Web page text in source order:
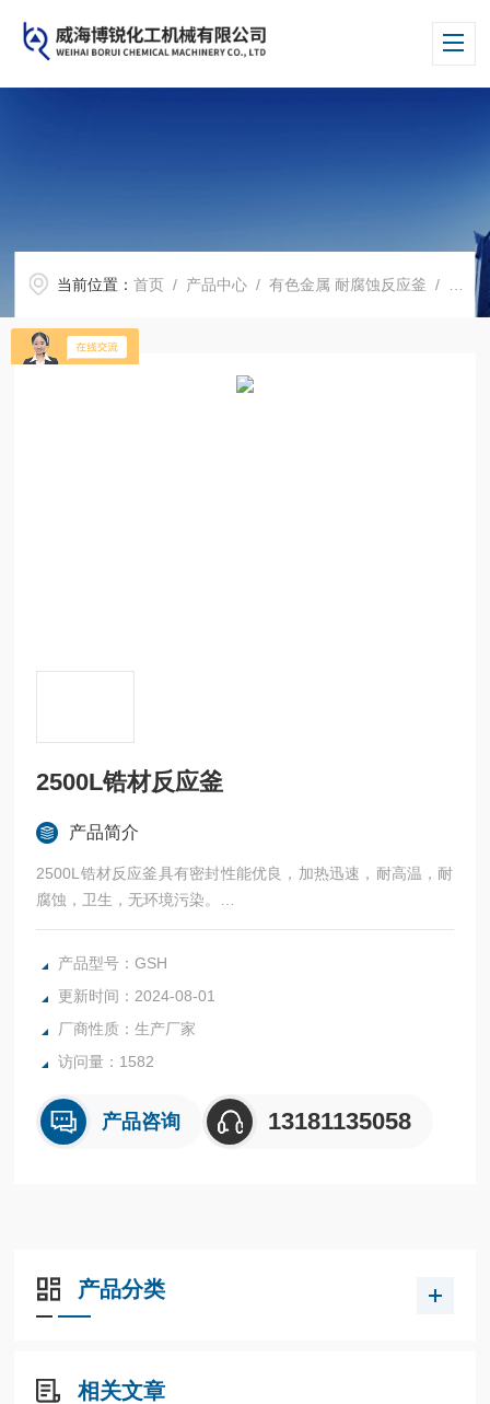
当前位置：首页 / 产品中心 /有色金属 耐腐蚀反应釜 / 锆反
2500L锆材反应釜
产品简介
2500L锆材反应釜具有密封性能优良，加热迅速，耐高温，耐
腐蚀，卫生，无环境污染。
广泛应用于科研，实验室试验，化工，食品，涂料，热熔胶，
硅胶，油漆，医药，石油化工生产中的反应，蒸发，合成，聚
内表面采用镜面抛光，确保卫生洁净*。
所有反应釜均可接受客户的个性化定制。
产品型号：GSH
更新时间：2024-08-01
厂商性质：生产厂家
访问量：1582
产品咨询 13181135058
产品分类
相关文章